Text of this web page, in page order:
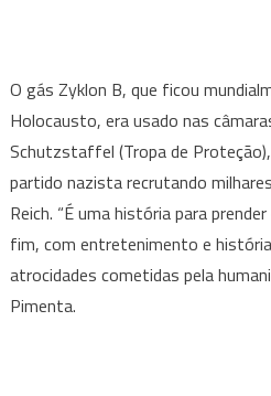
O gás Zyklon B, que ficou
Holocausto, era usado nas
Schutzstaffel (Tropa de
partido nazista recrutando
Reich. “É uma história para
fim, com entretenimento e
atrocidades cometidas pela
Pimenta.